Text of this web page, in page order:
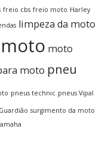
freio cbs freio moto Harley
limpeza da moto
moto moto
moto pneu
pneus technic pneus Vipal
surgimento da moto